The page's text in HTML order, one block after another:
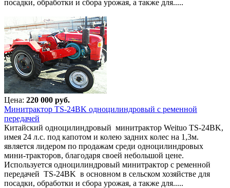
посадки, обработки и сбора урожая, а также для.....
Цена: 220 000 руб.
Минитрактор TS-24BK одноцилиндровый с ременной
передачей
Китайский одноцилиндровый минитрактор Weituo TS-24BK,
имея 24 л.с. под капотом и колею задних колес на 1,3м.
является лидером по продажам среди одноцилиндровых
мини-тракторов, благодаря своей небольшой цене.
Используется одноцилиндровый минитрактор с ременной
передачей TS-24BK в основном в сельском хозяйстве для
посадки, обработки и сбора урожая, а также для.....